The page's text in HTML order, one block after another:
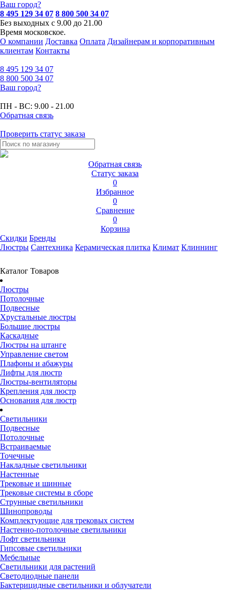
Ваш город?
8 495 129 34 07 8 800 500 34 07
Без выходных с 9.00 до 21.00
Время московское.
О компании Доставка Оплата Дизайнерам и корпоративным
клиентам Контакты
8 495 129 34 07
8 800 500 34 07
Ваш город?
ПН - ВС: 9.00 - 21.00
Обратная связь
Проверить статус заказа
Обратная связь
Статус заказа
0
Избранное
0
Сравнение
0
Корзина
Скидки Бренды
Люстры Сантехника Керамическая плитка Климат Клиннинг
Каталог Товаров
Люстры
Потолочные
Подвесные
Хрустальные люстры
Большие люстры
Каскадные
Люстры на штанге
Управление светом
Плафоны и абажуры
Лифты для люстр
Люстры-вентиляторы
Крепления для люстр
Основания для люстр
Светильники
Подвесные
Потолочные
Встраиваемые
Точечные
Накладные светильники
Настенные
Трековые и шинные
Трековые системы в сборе
Струнные светильники
Шинопроводы
Комплектующие для трековых систем
Настенно-потолочные светильники
Лофт светильники
Гипсовые светильники
Мебельные
Светильники для растений
Светодиодные панели
Бактерицидные светильники и облучатели